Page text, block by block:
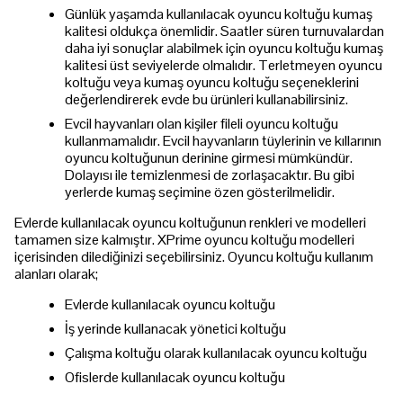
Günlük yaşamda kullanılacak oyuncu koltuğu kumaş
kalitesi oldukça önemlidir. Saatler süren turnuvalardan
daha iyi sonuçlar alabilmek için oyuncu koltuğu kumaş
kalitesi üst seviyelerde olmalıdır. Terletmeyen oyuncu
koltuğu veya kumaş oyuncu koltuğu seçeneklerini
değerlendirerek evde bu ürünleri kullanabilirsiniz.
Evcil hayvanları olan kişiler fileli oyuncu koltuğu
kullanmamalıdır. Evcil hayvanların tüylerinin ve kıllarının
oyuncu koltuğunun derinine girmesi mümkündür.
Dolayısı ile temizlenmesi de zorlaşacaktır. Bu gibi
yerlerde kumaş seçimine özen gösterilmelidir.
Evlerde kullanılacak oyuncu koltuğunun renkleri ve modelleri
tamamen size kalmıştır. XPrime oyuncu koltuğu modelleri
içerisinden dilediğinizi seçebilirsiniz. Oyuncu koltuğu kullanım
alanları olarak;
Evlerde kullanılacak oyuncu koltuğu
İş yerinde kullanacak yönetici koltuğu
Çalışma koltuğu olarak kullanılacak oyuncu koltuğu
Ofislerde kullanılacak oyuncu koltuğu